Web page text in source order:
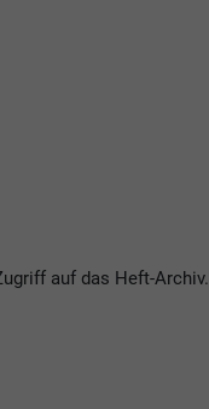
auf das Heft-Archiv.